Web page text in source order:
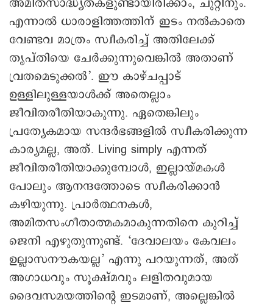
എന്നാല്‍ ധാരാളിത്തത്തിന് ഇടം നല്‍കാതെ
വേണ്ടവ മാത്രം സ്വീകരിച്ച് അതിലേക്ക്
തൃപ്തിയെ ചേര്‍ക്കുന്നുവെങ്കില്‍ അതാണ്
വ്രതമെടുക്കല്‍’. ഈ കാഴ്ചപ്പാട്
ഉള്ളിലുള്ളയാള്‍ക്ക് അതെല്ലാം
ജീവിതരീതിയാകുന്നു. ഏതെങ്കിലും
പ്രത്യേകമായ സന്ദര്‍ഭങ്ങളില്‍ സ്വീകരിക്കുന്ന
കാര്യമല്ല, അത്. Living simply എന്നത്
ജീവിതരീതിയാക്കുമ്പോള്‍, ഇല്ലായ്മകള്‍
പോലും ആനന്ദത്തോടെ സ്വീകരിക്കാന്‍
കഴിയുന്നു. പ്രാര്‍ത്ഥനകള്‍,
അമിതസംഗീതാത്മകമാകുന്നതിനെ കുറിച്ച്
ജെനി എഴുതുന്നുണ്ട്. ‘ദേവാലയം കേവലം
ഉല്ലാസനൗകയല്ല’ എന്നു പറയുന്നത്, അത്
അഗാധവും സൂക്ഷ്മവും ലളിതവുമായ
ദൈവസമയത്തിന്റെ ഇടമാണ്, അല്ലെങ്കില്‍